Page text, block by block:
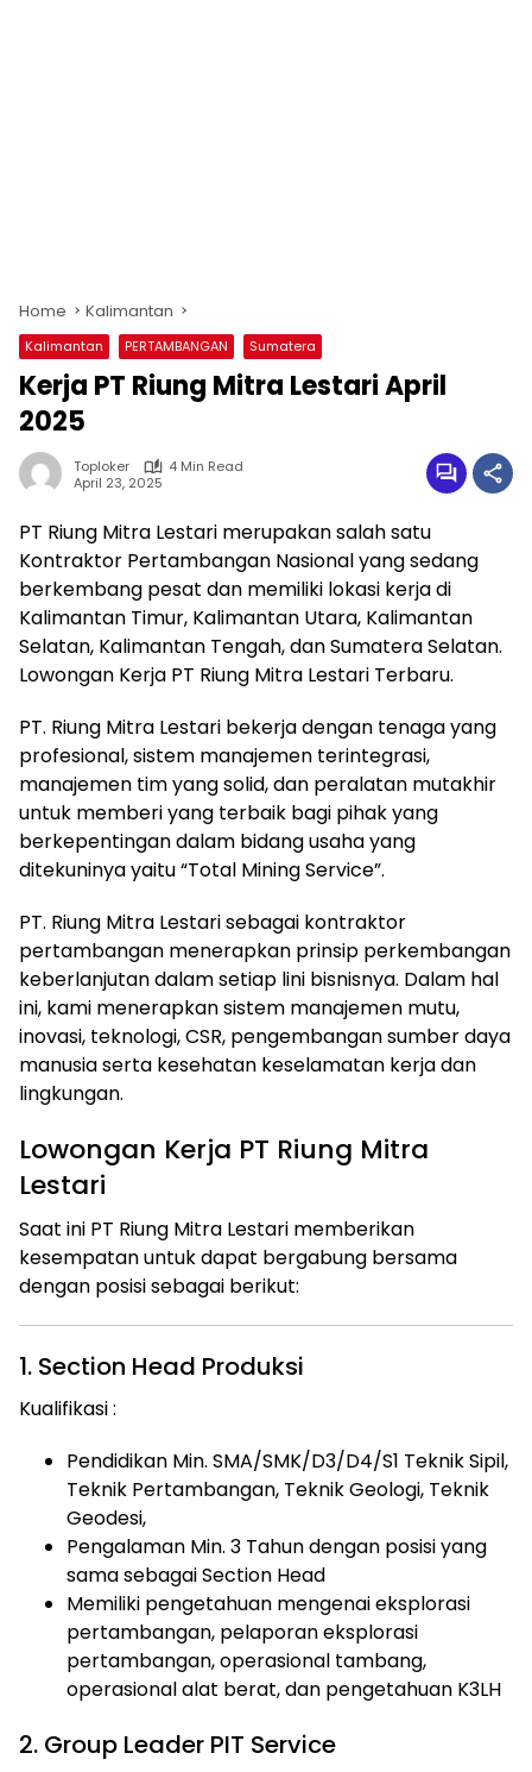
Home Kalimantan
Kalimantan PERTAMBANGAN Sumatera
Kerja PT Riung Mitra Lestari April
2025
Toploker
4 Min Read
April 23, 2025
PT Riung Mitra Lestari merupakan salah satu
Kontraktor Pertambangan Nasional yang sedang
berkembang pesat dan memiliki lokasi kerja di
Kalimantan Timur, Kalimantan Utara, Kalimantan
Selatan, Kalimantan Tengah, dan Sumatera Selatan.
Lowongan Kerja PT Riung Mitra Lestari Terbaru.
PT. Riung Mitra Lestari bekerja dengan tenaga yang
profesional, sistem manajemen terintegrasi,
manajemen tim yang solid, dan peralatan mutakhir
untuk memberi yang terbaik bagi pihak yang
berkepentingan dalam bidang usaha yang
ditekuninya yaitu “Total Mining Service”.
PT. Riung Mitra Lestari sebagai kontraktor
pertambangan menerapkan prinsip perkembangan
keberlanjutan dalam setiap lini bisnisnya. Dalam hal
ini, kami menerapkan sistem manajemen mutu,
inovasi, teknologi, CSR, pengembangan sumber daya
manusia serta kesehatan keselamatan kerja dan
lingkungan.
Lowongan Kerja PT Riung Mitra
Lestari
Saat ini PT Riung Mitra Lestari memberikan
kesempatan untuk dapat bergabung bersama
dengan posisi sebagai berikut:
1. Section Head Produksi
Kualifikasi :
Pendidikan Min. SMA/SMK/D3/D4/S1 Teknik Sipil,
Teknik Pertambangan, Teknik Geologi, Teknik
Geodesi,
Pengalaman Min. 3 Tahun dengan posisi yang
sama sebagai Section Head
Memiliki pengetahuan mengenai eksplorasi
pertambangan, pelaporan eksplorasi
pertambangan, operasional tambang,
operasional alat berat, dan pengetahuan K3LH
2. Group Leader PIT Service